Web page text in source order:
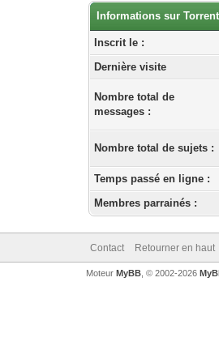
Informations sur
Inscrit le :
Dernière visite
Nombre total de
messages :
Nombre total de sujets :
Temps passé en ligne :
Membres parrainés :
Contact Retourner en haut
Moteur MyBB, © 2002-2026